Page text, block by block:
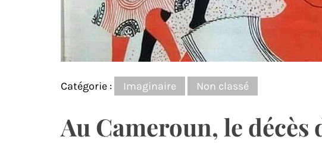
Catégorie : Imaginaire Non classé
Au Cameroun, le